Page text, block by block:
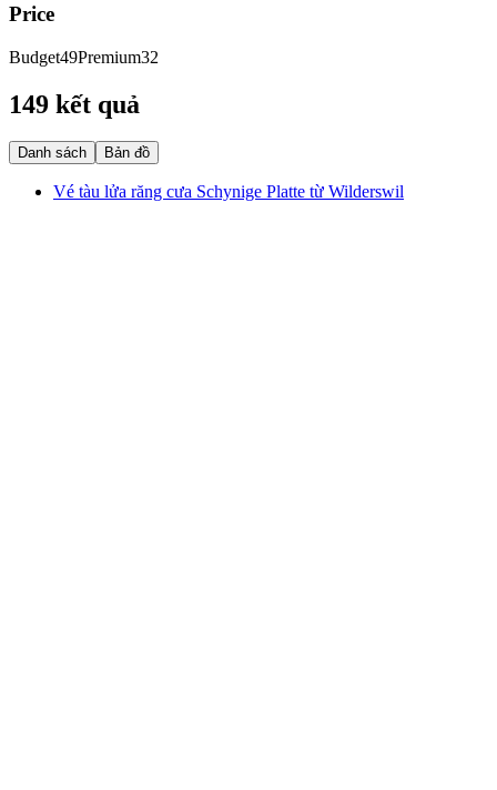
Price
Budget49Premium32
149 kết quả
Danh sách Bản đồ
Vé tàu lửa răng cưa Schynige Platte từ Wilderswil